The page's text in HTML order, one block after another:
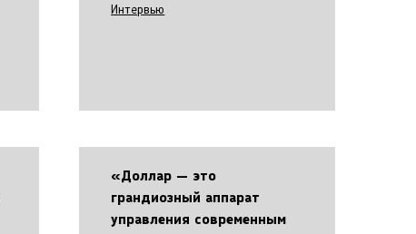
Интервью
«Доллар — это
грандиозный аппарат
управления современным